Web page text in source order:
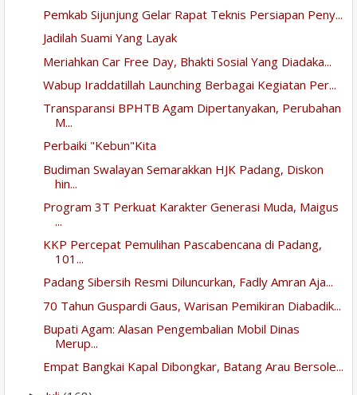
Pemkab Sijunjung Gelar Rapat Teknis Persiapan Peny...
Jadilah Suami Yang Layak
Meriahkan Car Free Day, Bhakti Sosial Yang Diadaka...
Wabup Iraddatillah Launching Berbagai Kegiatan Per...
Transparansi BPHTB Agam Dipertanyakan, Perubahan
M...
Perbaiki "Kebun"Kita
Budiman Swalayan Semarakkan HJK Padang, Diskon
hin...
Program 3T Perkuat Karakter Generasi Muda, Maigus
...
KKP Percepat Pemulihan Pascabencana di Padang,
101...
Padang Sibersih Resmi Diluncurkan, Fadly Amran Aja...
70 Tahun Guspardi Gaus, Warisan Pemikiran Diabadik...
Bupati Agam: Alasan Pengembalian Mobil Dinas
Merup...
Empat Bangkai Kapal Dibongkar, Batang Arau Bersole...